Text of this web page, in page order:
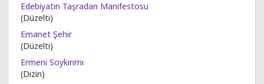
Edebiyatın Taşradan Manifestosu
(Düzelti)
Emanet Şehir
(Düzelti)
Ermeni Soykırımı
(Dizin)